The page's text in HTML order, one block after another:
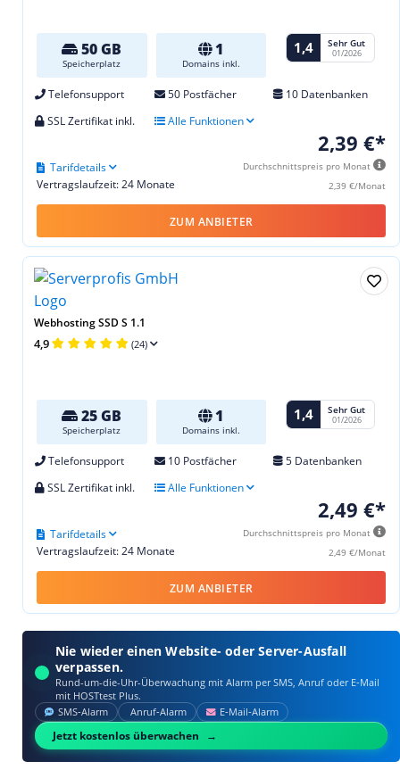
50 GB
Speicherplatz
1
Domains inkl.
1,4 Sehr Gut
01/2026
Telefonsupport 50 Postfächer
10 Datenbanken
SSL Zertifikat inkl.
Alle Funktionen
2,39 €*
Durchschnittspreis pro Monat
2,39 €/Monat
Vertragslaufzeit: 24 Monate
Tarifdetails
ZUM ANBIETER
Webhosting SSD S 1.1
4,9 (24)
25 GB
Speicherplatz
1
Domains inkl.
1,4 Sehr Gut
01/2026
Telefonsupport 10 Postfächer
5 Datenbanken
SSL Zertifikat inkl.
Alle Funktionen
2,49 €*
Durchschnittspreis pro Monat
2,49 €/Monat
Vertragslaufzeit: 24 Monate
Tarifdetails
ZUM ANBIETER
Nie wieder einen Website- oder Server-Ausfall
verpassen.
Rund-um-die-Uhr-Überwachung mit Alarm per SMS, Anruf oder E‑Mail
mit HOSTtest Plus.
SMS‑Alarm Anruf‑Alarm E‑Mail‑Alarm
Jetzt kostenlos überwachen